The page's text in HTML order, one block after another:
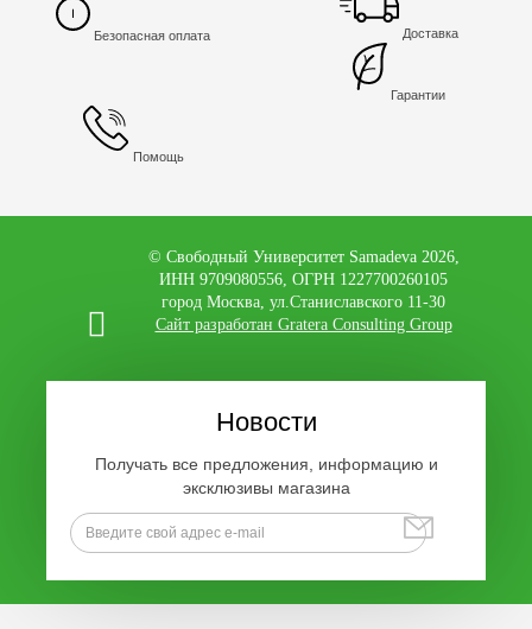
Безопасная оплата Доставка
Гарантии
Помощь
© Свободный Университет Samadeva 2026,
ИНН 9709080556, ОГРН 1227700260105
город Москва, ул.Станиславского 11-30
Сайт разработан Gratera Consulting Group
Новости
Получать все предложения, информацию и
эксклюзивы магазина